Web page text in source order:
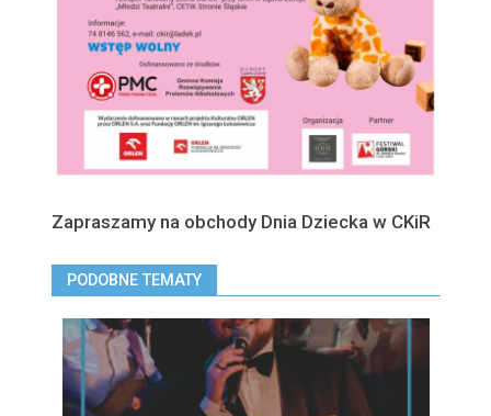
Zapraszamy na obchody Dnia Dziecka w CKiR
PODOBNE TEMATY